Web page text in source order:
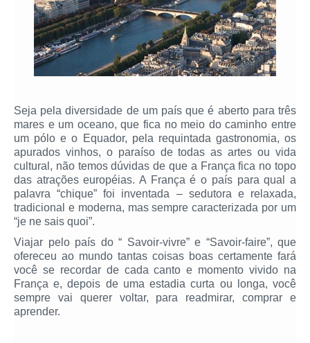
Seja pela diversidade de um país que é aberto para três
mares e um oceano, que fica no meio do caminho entre
um pólo e o Equador, pela requintada gastronomia, os
apurados vinhos, o paraíso de todas as artes ou vida
cultural, não temos dúvidas de que a França fica no topo
das atrações européias. A França é o país para qual a
palavra “chique” foi inventada – sedutora e relaxada,
tradicional e moderna, mas sempre caracterizada por um
“je ne sais quoi”.
Viajar pelo país do “ Savoir-vivre” e “Savoir-faire”, que
ofereceu ao mundo tantas coisas boas certamente fará
você se recordar de cada canto e momento vivido na
França e, depois de uma estadia curta ou longa, você
sempre vai querer voltar, para readmirar, comprar e
aprender.